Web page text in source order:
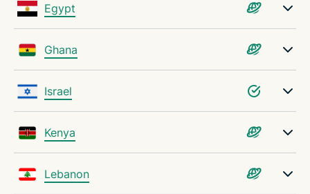
Egypt
Ghana
Israel
Kenya
Lebanon